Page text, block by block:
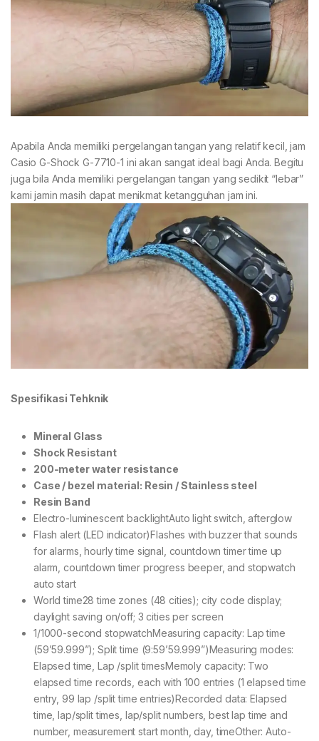
Apabila Anda memiliki pergelangan tangan yang relatif kecil, jam
Casio G-Shock G-7710-1 ini akan sangat ideal bagi Anda. Begitu
juga bila Anda memiliki pergelangan tangan yang sedikit “lebar”
kami jamin masih dapat menikmat ketangguhan jam ini.
Spesifikasi Tehknik
Mineral Glass
Shock Resistant
200-meter water resistance
Case / bezel material: Resin / Stainless steel
Resin Band
Electro-luminescent backlightAuto light switch, afterglow
Flash alert (LED indicator)Flashes with buzzer that sounds
for alarms, hourly time signal, countdown timer time up
alarm, countdown timer progress beeper, and stopwatch
auto start
World time28 time zones (48 cities); city code display;
daylight saving on/off; 3 cities per screen
1/1000-second stopwatchMeasuring capacity: Lap time
(59’59.999”); Split time (9:59’59.999”)Measuring modes:
Elapsed time, Lap /split timesMemoly capacity: Two
elapsed time records, each with 100 entries (1 elapsed time
entry, 99 lap /split time entries)Recorded data: Elapsed
time, lap/split times, lap/split numbers, best lap time and
number, measurement start month, day, timeOther: Auto-